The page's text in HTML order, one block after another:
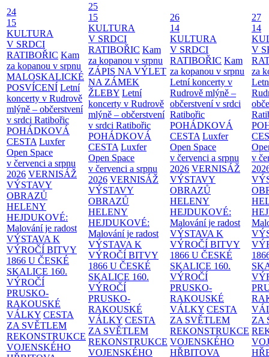
24
15
KULTURA
V SRDCI
RATIBOŘIC Kam
za kopanou v srpnu
MALOSKALICKÉ
POSVÍCENÍ Letní
koncerty v Rudrově
mlýně – občerstvení
v srdci Ratibořic
POHÁDKOVÁ
CESTA Luxfer
Open Space
v červenci a srpnu
2026 VERNISÁŽ
VÝSTAVY
OBRAZŮ
HELENY
HEJDUKOVÉ:
Malování je radost
VÝSTAVA K
VÝROČÍ BITVY
1866 U ČESKÉ
SKALICE 160.
VÝROČÍ
PRUSKO-
RAKOUSKÉ
VÁLKY CESTA
ZA SVĚTLEM
REKONSTRUKCE
VOJENSKÉHO
25
15
KULTURA
V SRDCI
RATIBOŘIC Kam
za kopanou v srpnu
ZÁPIS NA VÝLET
NA ZÁMEK
ŽLEBY Letní
koncerty v Rudrově
mlýně – občerstvení
v srdci Ratibořic
POHÁDKOVÁ
CESTA Luxfer
Open Space
v červenci a srpnu
2026 VERNISÁŽ
VÝSTAVY
OBRAZŮ
HELENY
HEJDUKOVÉ:
Malování je radost
VÝSTAVA K
VÝROČÍ BITVY
1866 U ČESKÉ
SKALICE 160.
VÝROČÍ
PRUSKO-
RAKOUSKÉ
VÁLKY CESTA
ZA SVĚTLEM
REKONSTRUKCE
VOJENSKÉHO
26
14
KULTURA
V SRDCI
RATIBOŘIC Kam
za kopanou v srpnu
Letní koncerty v
Rudrově mlýně –
občerstvení v srdci
Ratibořic
POHÁDKOVÁ
CESTA Luxfer
Open Space
v červenci a srpnu
2026 VERNISÁŽ
VÝSTAVY
OBRAZŮ
HELENY
HEJDUKOVÉ:
Malování je radost
VÝSTAVA K
VÝROČÍ BITVY
1866 U ČESKÉ
SKALICE 160.
VÝROČÍ
PRUSKO-
RAKOUSKÉ
VÁLKY CESTA
ZA SVĚTLEM
REKONSTRUKCE
VOJENSKÉHO
HŘBITOVA
27
14
V
za
v
ZA